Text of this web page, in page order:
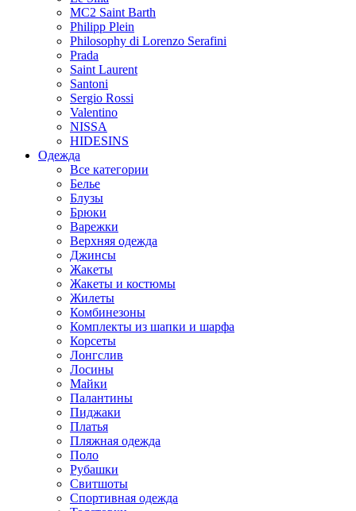
MC2 Saint Barth
Philipp Plein
Philosophy di Lorenzo Serafini
Prada
Saint Laurent
Santoni
Sergio Rossi
Valentino
NISSA
HIDESINS
Одежда
Все категории
Белье
Блузы
Брюки
Варежки
Верхняя одежда
Джинсы
Жакеты
Жакеты и костюмы
Жилеты
Комбинезоны
Комплекты из шапки и шарфа
Корсеты
Лонгслив
Лосины
Майки
Палантины
Пиджаки
Платья
Пляжная одежда
Поло
Рубашки
Свитшоты
Спортивная одежда